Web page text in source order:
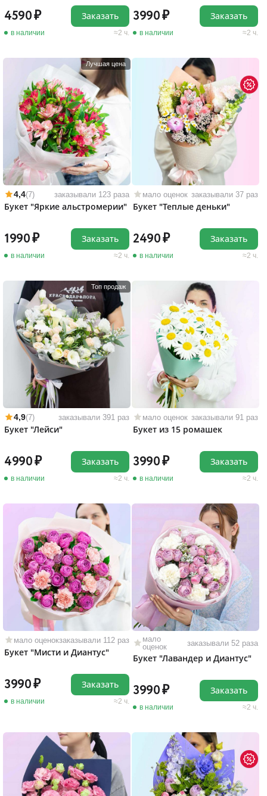
4590
в наличии 2 ч.
Заказать 3990
в наличии 2 ч.
Заказать
Лучшая цена
4,4(7) заказывали 123 раза
Букет "Яркие альстромерии"
1990
в наличии 2 ч.
Заказать
мало оценок заказывали 37 раз
Букет "Теплые деньки"
2490
в наличии 2 ч.
Заказать
Топ продаж
4,9(7) заказывали 391 раз
Букет "Лейси"
4990
в наличии 2 ч.
Заказать
мало оценок заказывали 91 раз
Букет из 15 ромашек
3990
в наличии 2 ч.
Заказать
мало оценокзаказывали 112 раз
Букет "Мисти и Диантус"
3990
в наличии 2 ч.
Заказать
мало
оценок
заказывали 52 раза
Букет "Лавандер и Диантус"
3990
в наличии 2 ч.
Заказать